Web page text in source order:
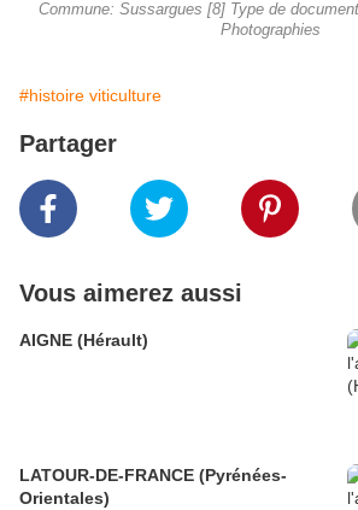
Commune: Sussargues [8] Type de
Photographies
#histoire viticulture
Partager
Vous aimerez aussi
AIGNE (Hérault)
LATOUR-DE-FRANCE (Pyrénées-
Orientales)